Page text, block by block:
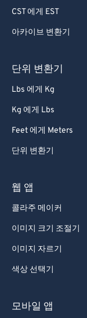
CST 에게 EST
아카이브 변환기
단위 변환기
Lbs 에게 Kg
Kg 에게 Lbs
Feet 에게 Meters
단위 변환기
웹 앱
콜라주 메이커
이미지 크기 조절기
이미지 자르기
색상 선택기
모바일 앱